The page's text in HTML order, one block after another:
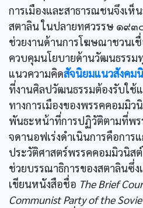
การเมืองและสาธารณชนจึงเ
สตาลิน ในปลายทศวรรษ ๑๙๓
ช่วยงานด้านการโฆษณาชวนเ
ควบคุมนโยบายด้านวัฒนธรร
แนวความคิดสัจนิยมแนวสังคม
ที่งานศิลปวัฒนธรรมต้องรับใช้
ทางการเมืองของพรรคคอมมิว
พันธะหน้าที่การปฏิวัติตามที่พ
จดานอฟเร่งดำเนินการคือการ
ประวัติศาสตร์พรรคคอมมิวนิส
ช่วยบรรณาธิการของสตาลินซึ่
เขียนหนังสือชื่อ The Brief
Communist Party of the